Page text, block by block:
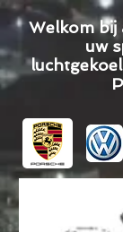
Welkom bij
uw